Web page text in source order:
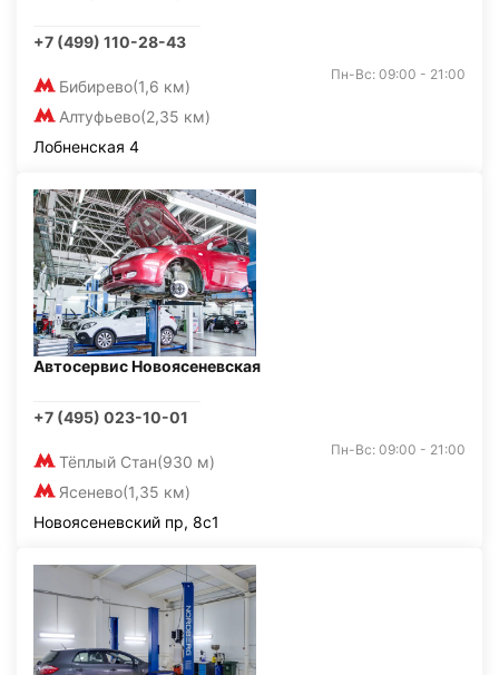
+7 (499) 110-28-43
Бибирево(1,6 км)
Алтуфьево(2,35 км)
Пн-Вс: 09:00 - 21:00
Лобненская 4
Автосервис Новоясеневская
+7 (495) 023-10-01
Тёплый Стан(930 м)
Ясенево(1,35 км)
Пн-Вс: 09:00 - 21:00
Новоясеневский пр, 8с1